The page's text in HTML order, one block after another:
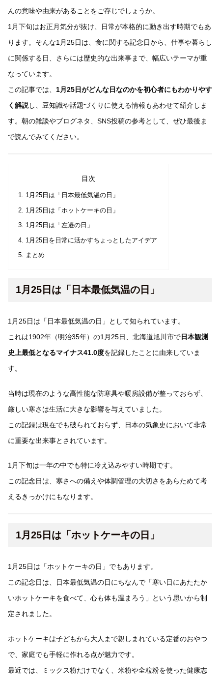
んの意味や由来があることをご存じでしょうか。
1月下旬はお正月気分が抜け、日常が本格的に動き出す時期でもあ
ります。そんな1月25日は、食に関する記念日から、仕事や暮らし
に関係する日、さらには歴史的な出来事まで、幅広いテーマが重
なっています。
この記事では、 1月25日がどんな日なのかを初心者にもわかりやす
く解説し、豆知識や話題づくりに使える情報もあわせて紹介しま
す。朝の雑談やブログネタ、SNS投稿の参考として、ぜひ最後ま
で読んでみてください。
目次
1月25日は「日本最低気温の日」
1月25日は「ホットケーキの日」
1月25日は「左遷の日」
1月25日を日常に活かすちょっとしたアイデア
まとめ
1月25日は「日本最低気温の日」
1月25日は「日本最低気温の日」として知られています。
これは1902年（明治35年）の1月25日、北海道旭川市で日本観測
史上最低となるマイナス41.0度を記録したことに由来していま
す。
当時は現在のような高性能な防寒具や暖房設備が整っておらず、
厳しい寒さは生活に大きな影響を与えていました。
この記録は現在でも破られておらず、日本の気象史において非常
に重要な出来事とされています。
1月下旬は一年の中でも特に冷え込みやすい時期です。
この記念日は、寒さへの備えや体調管理の大切さをあらためて考
えるきっかけにもなります。
1月25日は「ホットケーキの日」
1月25日は「ホットケーキの日」でもあります。
この記念日は、日本最低気温の日にちなんで「寒い日にあたたか
いホットケーキを食べて、心も体も温まろう」という思いから制
定されました。
ホットケーキは子どもから大人まで親しまれている定番のおやつ
で、家庭でも手軽に作れる点が魅力です。
最近では、ミックス粉だけでなく、米粉や全粒粉を使った健康志